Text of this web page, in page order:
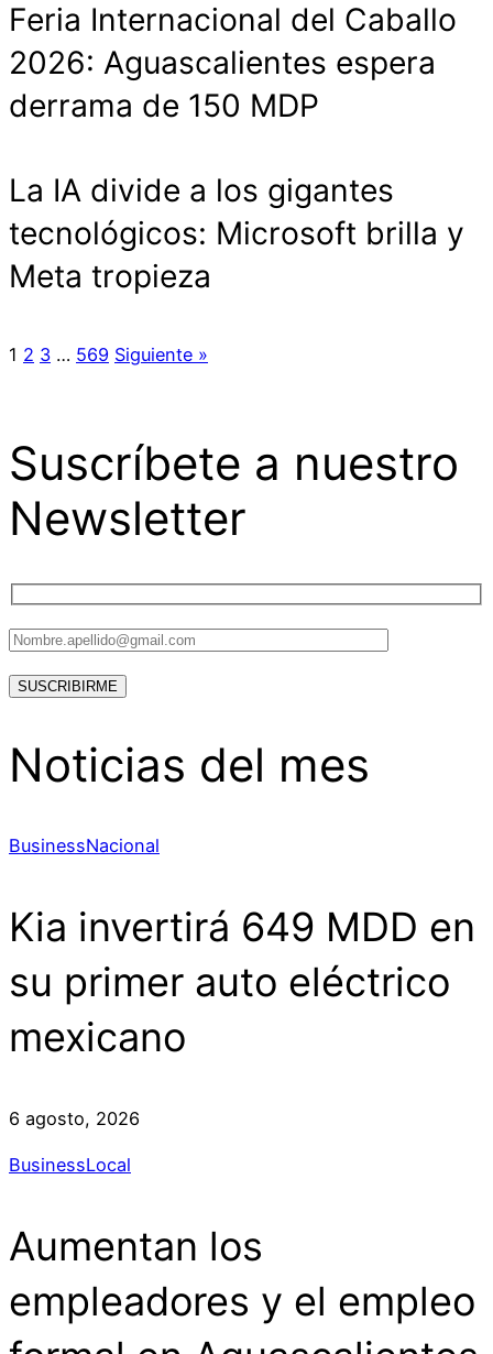
Feria Internacional del Caballo
2026: Aguascalientes espera
derrama de 150 MDP
La IA divide a los gigantes
tecnológicos: Microsoft brilla y
Meta tropieza
1 2 3 … 569 Siguiente »
Suscríbete a nuestro
Newsletter
Noticias del mes
BusinessNacional
Kia invertirá 649 MDD en
su primer auto eléctrico
mexicano
6 agosto, 2026
BusinessLocal
Aumentan los
empleadores y el empleo